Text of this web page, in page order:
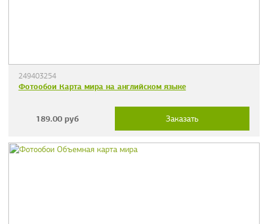
249403254
Фотообои Карта мира на английском языке
189.00 руб Заказать